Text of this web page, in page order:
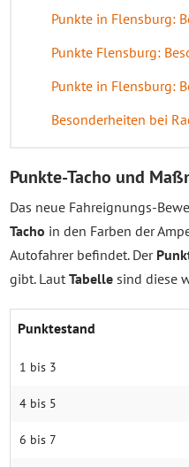
Punkte in Flensburg:
Punkte Flensburg:
Punkte in Flensburg:
Besonderheiten bei
Punkte-Tacho und
Das neue Fahreignungs-
Tacho in den Farben der
Autofahrer befindet. Der
gibt. Laut Tabelle sind diese
Punkte­stand
1 bis 3
4 bis 5
6 bis 7